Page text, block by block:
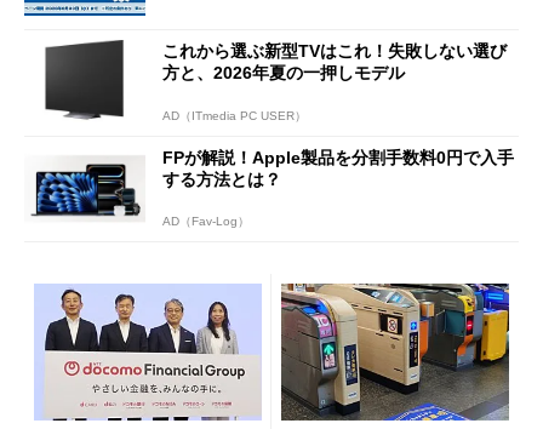
これから選ぶ新型TVはこれ！失敗しない選び
方と、2026年夏の一押しモデル
AD（ITmedia PC USER）
FPが解説！Apple製品を分割手数料0円で入手
する方法とは？
AD（Fav-Log）